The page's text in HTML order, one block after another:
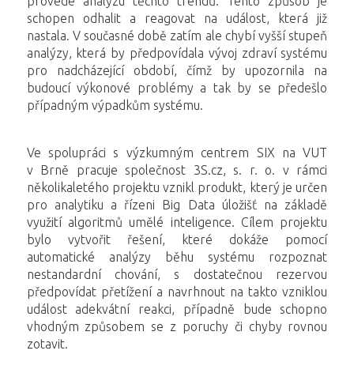
schopen odhalit a reagovat na událost, která již
nastala. V současné době zatím ale chybí vyšší stupeň
analýzy, která by předpovídala vývoj zdraví systému
pro nadcházející období, čímž by upozornila na
budoucí výkonové problémy a tak by se předešlo
případným výpadkům systému.
Ve spolupráci s výzkumným centrem SIX na VUT
v Brně pracuje společnost 3S.cz, s. r. o. v rámci
několikaletého projektu vznikl produkt, který je určen
pro analytiku a řízeni Big Data úložišť na základě
využití algoritmů umělé inteligence. Cílem projektu
bylo vytvořit řešení, které dokáže pomocí
automatické analýzy běhu systému rozpoznat
nestandardní chování, s dostatečnou rezervou
předpovídat přetížení a navrhnout na takto vzniklou
událost adekvátní reakci, případně bude schopno
vhodným způsobem se z poruchy či chyby rovnou
zotavit.